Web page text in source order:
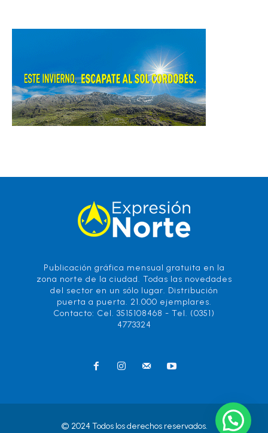
Publicación gráfica mensual gratuita en la
zona norte de la ciudad. Todas las novedades
del sector en un sólo lugar. Distribución
puerta a puerta. 21.000 ejemplares.
Contacto: Cel. 3515108468 - Tel. (0351)
4773324
© 2024 Todos los derechos reservados.